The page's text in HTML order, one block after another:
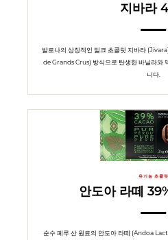
지바라
발로나의 상징적인 밀크 초콜릿 지바라
de Grands Crus) 방식으로 탄생한 바닐라와
니다.
유기농 초콜릿
안도아 라떼
순수 페루 산 원료의 안도아 라떼 (Andoa